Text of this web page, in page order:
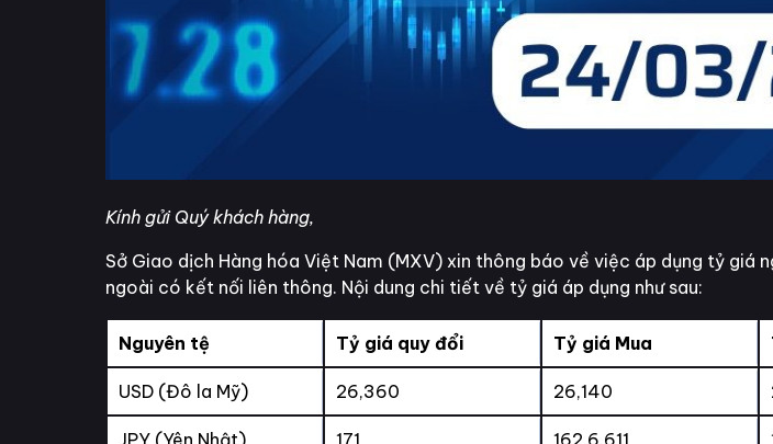
Kính gửi Quý khách hàng,
Sở Giao dịch Hàng hóa Việt Nam (MXV) xin thông báo về việc áp dụng tỷ
ngoài có kết nối liên thông. Nội dung chi tiết về tỷ giá áp dụng như sau:
Nguyên tệ Tỷ giá quy đổi Tỷ giá Mua
USD (Đô la Mỹ) 26,360 26,140
JPY (Yên Nhật) 171 162,6,611